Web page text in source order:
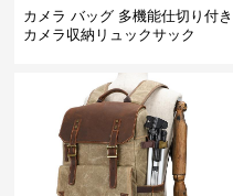
カメラ バッグ 多機能仕切り付き
カメラ収納リュックサック